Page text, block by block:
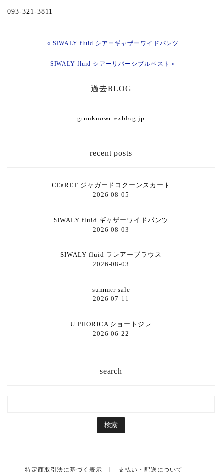
093-321-3811
« SIWALY fluid シアーギャザーワイドパンツ
SIWALY fluid シアーリバーシブルベスト »
過去BLOG
gtunknown.exblog.jp
recent posts
CEaRET ジャガードコクーンスカート
2026-08-05
SIWALY fluid ギャザーワイドパンツ
2026-08-03
SIWALY fluid フレアーブラウス
2026-08-03
summer sale
2026-07-11
U PHORICA ショートジレ
2026-06-22
search
特定商取引法に基づく表示 支払い・配送について